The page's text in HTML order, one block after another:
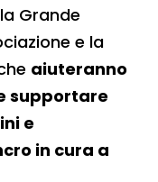
Grande
e la
aiuteranno
supportare
e
in cura a